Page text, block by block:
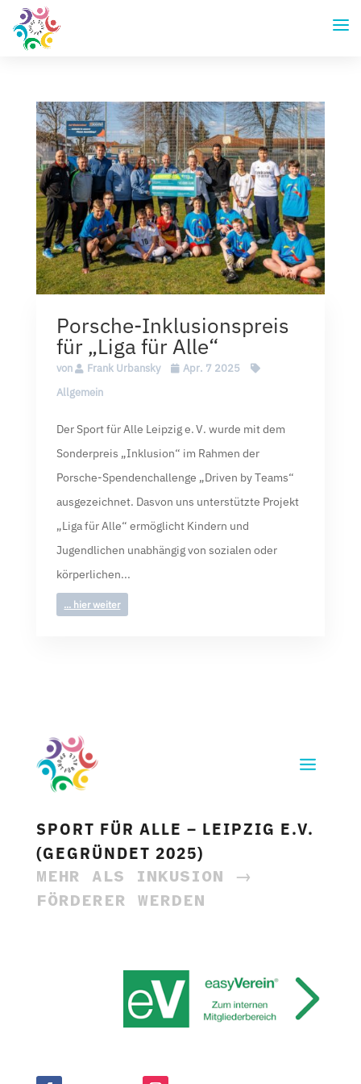
Porsche-Inklusionspreis
für „Liga für Alle“
von Frank Urbansky
Apr. 7 2025
Allgemein
Der Sport für Alle Leipzig e. V. wurde mit dem
Sonderpreis „Inklusion“ im Rahmen der
Porsche-Spendenchallenge „Driven by Teams“
ausgezeichnet. Dasvon uns unterstützte Projekt
„Liga für Alle“ ermöglicht Kindern und
Jugendlichen unabhängig von sozialen oder
körperlichen...
... hier weiter
SPORT FÜR ALLE – LEIPZIG E.V.
(GEGRÜNDET 2025)
MEHR ALS INKUSION →
FÖRDERER WERDEN